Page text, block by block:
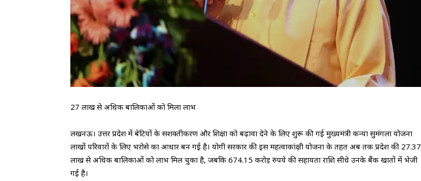
27 लाख से अधिक बालिकाओं को मिला लाभ
लखनऊ। उत्तर प्रदेश में बेटियों के सशक्तीकरण और शिक्षा को बढ़ावा देने के लिए शुरू की गई मुख्यमंत्री कन्या सुमंगला योजना
लाखों परिवारों के लिए भरोसे का आधार बन गई है। योगी सरकार की इस महत्वाकांक्षी योजना के तहत अब तक प्रदेश की 27.37
लाख से अधिक बालिकाओं को लाभ मिल चुका है, जबकि 674.15 करोड़ रुपये की सहायता राशि सीधे उनके बैंक खातों में भेजी
गई है।